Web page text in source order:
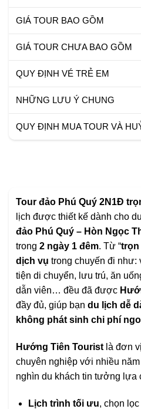
GIÁ TOUR BAO GỒM
GIÁ TOUR CHƯA BAO GỒM
QUY ĐỊNH VÉ TRẺ EM
NHỮNG LƯU Ý CHUNG
QUY ĐỊNH MUA TOUR VÀ
Tour đảo Phú Quý 2N1Đ
lịch được thiết kế dành cho
đảo Phú Quý – Hòn Ngọc
trong 2 ngày 1 đêm. Từ “trọn
dịch vụ trong chuyến đi như:
tiện di chuyển, lưu trú, ăn
dẫn viên… đều đã được
đầy đủ, giúp bạn du lịch dễ
không phát sinh chi phí
Hướng Tiên Tourist là đơn
chuyên nghiệp với nhiều
nghìn du khách tin tưởng lựa
Lịch trình tối ưu, chọn